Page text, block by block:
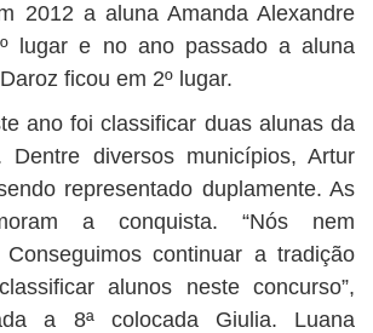
2012 a aluna Amanda Alexandre
lugar e no ano passado a aluna
ficou em 2º lugar.
ano foi classificar duas alunas da
Dentre diversos municípios, Artur
representado duplamente. As
a conquista. “Nós nem
Conseguimos continuar a tradição
alunos neste concurso”,
a 8ª colocada Giulia. Luana